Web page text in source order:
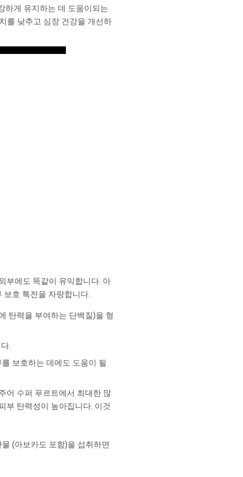
하게 유지하는 데 도움이되는
를 낮추고 심장 건강을 개선하
부에도 똑같이 유익합니다. 아
보호 특전을 자랑합니다.
탄력을 부여하는 단백질)을 형
.
보호하는 데에도 도움이 될
어 수퍼 푸르트에서 최대한 많
부 탄력성이 높아집니다. 이것
(아보카도 포함)을 섭취하면